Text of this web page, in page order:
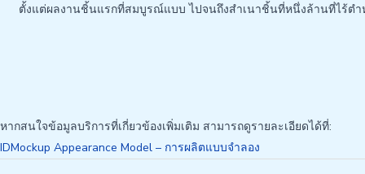
ตั้งแต่ผลงานชิ้นแรกที่สมบูรณ์แบบ ไปจนถึงสำเนาชิ้นที่หนึ่งล้านที่ไร้ต
หากสนใจข้อมูลบริการที่เกี่ยวข้องเพิ่มเติม สามารถดูรายละเอียดได้ที่:
IDMockup Appearance Model – การผลิตแบบจำลอง